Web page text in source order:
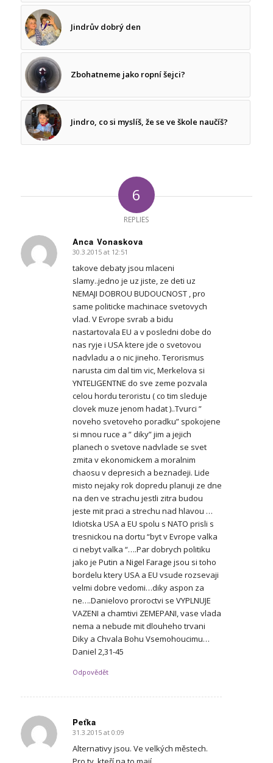
Jindrův dobrý den
Zbohatneme jako ropní šejci?
Jindro, co si myslíš, že se ve škole naučíš?
6
REPLIES
Anca Vonaskova
says:
30.3.2015 at 12:51
takove debaty jsou mlaceni
slamy..jedno je uz jiste, ze deti uz
NEMAJI DOBROU BUDOUCNOST , pro
same politicke machinace svetovych
vlad. V Evrope svrab a bidu
nastartovala EU a v posledni dobe do
nas ryje i USA ktere jde o svetovou
nadvladu a o nic jineho. Terorismus
narusta cim dal tim vic, Merkelova si
YNTELIGENTNE do sve zeme pozvala
celou hordu teroristu ( co tim sleduje
clovek muze jenom hadat )..Tvurci ”
noveho svetoveho poradku” spokojene
si mnou ruce a ” diky” jim a jejich
planech o svetove nadvlade se svet
zmita v ekonomickem a moralnim
chaosu v depresich a beznadeji. Lide
misto nejaky rok dopredu planuji ze dne
na den ve strachu jestli zitra budou
jeste mit praci a strechu nad hlavou …
Idiotska USA a EU spolu s NATO prisli s
tresnickou na dortu “byt v Evrope valka
ci nebyt valka “….Par dobrych politiku
jako je Putin a Nigel Farage jsou si toho
bordelu ktery USA a EU vsude rozsevaji
velmi dobre vedomi…diky aspon za
ne….Danielovo proroctvi se VYPLNUJE
VAZENI a chamtivi ZEMEPANI, vase vlada
nema a nebude mit dlouheho trvani
Diky a Chvala Bohu Vsemohoucimu…
Daniel 2,31-45
Odpovědět
Peťka
says:
31.3.2015 at 0:09
Alternativy jsou. Ve velkých městech.